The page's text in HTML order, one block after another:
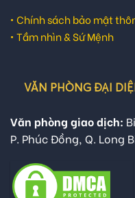
• Chính sách bảo mật
• Tầm nhìn & Sứ Mệnh
VĂN PHÒNG ĐẠI
Văn phòng giao dịch:
P. Phúc Đồng, Q. Long